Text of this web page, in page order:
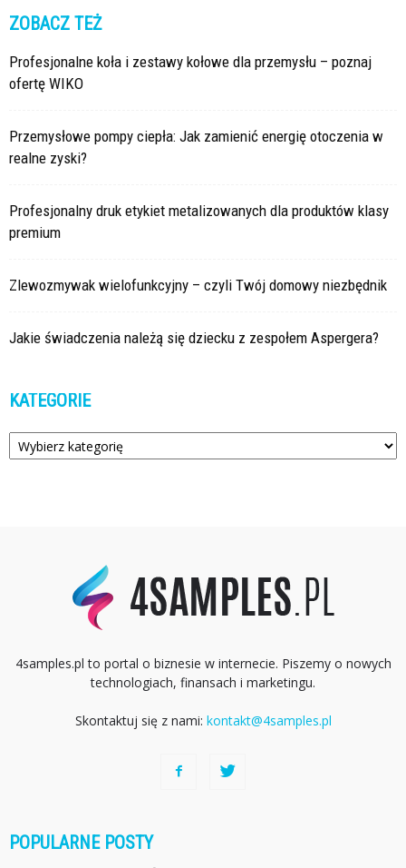
ZOBACZ TEŻ
Profesjonalne koła i zestawy kołowe dla przemysłu – poznaj
ofertę WIKO
Przemysłowe pompy ciepła: Jak zamienić energię otoczenia w
realne zyski?
Profesjonalny druk etykiet metalizowanych dla produktów klasy
premium
Zlewozmywak wielofunkcyjny – czyli Twój domowy niezbędnik
Jakie świadczenia należą się dziecku z zespołem Aspergera?
KATEGORIE
Kategorie
4samples.pl to portal o biznesie w internecie. Piszemy o nowych
technologiach, finansach i marketingu.
Skontaktuj się z nami: kontakt@4samples.pl
POPULARNE POSTY